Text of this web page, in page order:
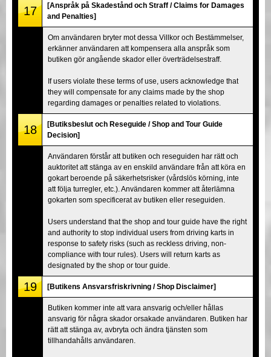
17
[Anspråk på Skadestånd och Straff / Claims for Damages
and Penalties]
Om användaren bryter mot dessa Villkor och Bestämmelser,
erkänner användaren att kompensera alla anspråk som
butiken gör angående skador eller överträdelsestraff.
If users violate these terms of use, users acknowledge that
they will compensate for any claims made by the shop
regarding damages or penalties related to violations.
18
[Butiksbeslut och Reseguide / Shop and Tour Guide
Decision]
Användaren förstår att butiken och reseguiden har rätt och
auktoritet att stänga av en enskild användare från att köra en
gokart beroende på säkerhetsrisker (vårdslös körning, inte
att följa turregler, etc.). Användaren kommer att återlämna
gokarten som specificerat av butiken eller reseguiden.
Users understand that the shop and tour guide have the right
and authority to stop individual users from driving karts in
response to safety risks (such as reckless driving, non-
compliance with tour rules). Users will return karts as
designated by the shop or tour guide.
19 [Butikens Ansvarsfriskrivning / Shop Disclaimer]
Butiken kommer inte att vara ansvarig och/eller hållas
ansvarig för några skador orsakade användaren. Butiken har
rätt att stänga av, avbryta och ändra tjänsten som
tillhandahålls användaren.